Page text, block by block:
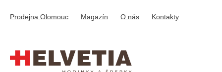
obsah
Prodejna Olomouc Magazín O nás Kontakty